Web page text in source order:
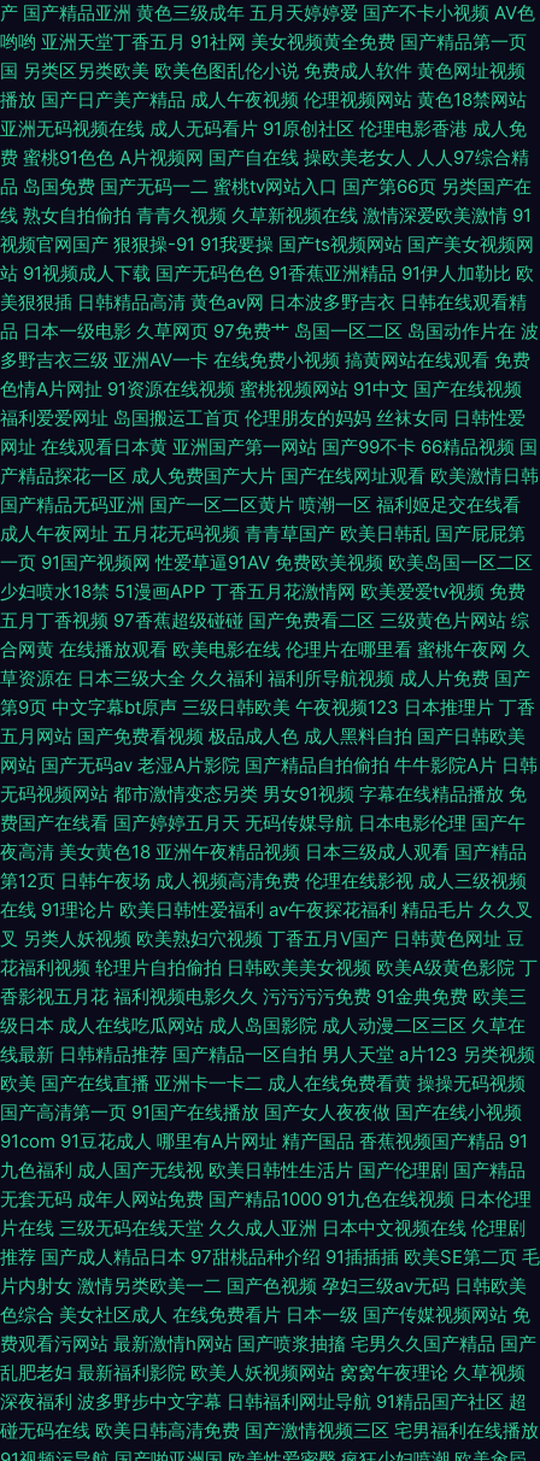
网 中文字幕人妻一区二区 91在线看 国产不卡的视频 老司机福利久久视频 五
月婷婷激情网 91V一区二区 不卡的av影院 传媒视频在线观看 老司机私人影
院 婷婷热网 51视频在线观看国产 91茄子看片 肏屄视频看看 黑人性爱亚洲
wwww 女同日本韩欧 四虎野音 中文字幕23页手机 91秘密入口 AV福利色导
航 国产激情一区二区三区 老女人丝袜诱惑 日韩经典久久 亚洲AV特一级棒 91
精品视频一区 97热热热热色 海角乱军 婷婷五月天成人网 91被艹 91网站视频
在线观看 豆花在线免费 久久精品欧美麻豆 日韩精品成人 夜福利导航国产 91
精品丝袜久久 av不卡在线电影网 国产人妖一区二区视频 日本老湿机啪啪视
频 51精品在线 91免费入口观看 东方AV成人视
产 国产精品亚洲 黄色三级成年 五月天婷婷爱 国产不卡小视频 AV色
哟哟 亚洲天堂丁香五月 91社网 美女视频黄全免费 国产精品第一页
国 另类区另类欧美 欧美色图乱伦小说 免费成人软件 黄色网址视频
播放 国产日产美产精品 成人午夜视频 伦理视频网站 黄色18禁网站
亚洲无码视频在线 成人无码看片 91原创社区 伦理电影香港 成人免
费 蜜桃91色色 A片视频网 国产自在线 操欧美老女人 人人97综合精
品 岛国免费 国产无码一二 蜜桃tv网站入口 国产第66页 另类国产在
线 熟女自拍偷拍 青青久视频 久草新视频在线 激情深爱欧美激情 91
视频官网国产 狠狠操-91 91我要操 国产ts视频网站 国产美女视频网
站 91视频成人下载 国产无码色色 91香蕉亚洲精品 91伊人加勒比 欧
美狠狠插 日韩精品高清 黄色av网 日本波多野吉衣 日韩在线观看精
品 日本一级电影 久草网页 97免费艹 岛国一区二区 岛国动作片在 波
多野吉衣三级 亚洲AV一卡 在线免费小视频 搞黄网站在线观看 免费
色情A片网扯 91资源在线视频 蜜桃视频网站 91中文 国产在线视频
福利爱爱网址 岛国搬运工首页 伦理朋友的妈妈 丝袜女同 日韩性爱
网址 在线观看日本黄 亚洲国产第一网站 国产99不卡 66精品视频 国
产精品探花一区 成人免费国产大片 国产在线网址观看 欧美激情日韩
国产精品无码亚洲 国产一区二区黄片 喷潮一区 福利姬足交在线看
成人午夜网址 五月花无码视频 青青草国产 欧美日韩乱 国产屁屁第
一页 91国产视频网 性爱草逼91AV 免费欧美视频 欧美岛国一区二区
少妇喷水18禁 51漫画APP 丁香五月花激情网 欧美爱爱tv视频 免费
五月丁香视频 97香蕉超级碰碰 国产免费看二区 三级黄色片网站 综
合网黄 在线播放观看 欧美电影在线 伦理片在哪里看 蜜桃午夜网 久
草资源在 日本三级大全 久久福利 福利所导航视频 成人片免费 国产
第9页 中文字幕bt原声 三级日韩欧美 午夜视频123 日本推理片 丁香
五月网站 国产免费看视频 极品成人色 成人黑料自拍 国产日韩欧美
网站 国产无码av 老湿A片影院 国产精品自拍偷拍 牛牛影院A片 日韩
无码视频网站 都市激情变态另类 男女91视频 字幕在线精品播放 免
费国产在线看 国产婷婷五月天 无码传媒导航 日本电影伦理 国产午
夜高清 美女黄色18 亚洲午夜精品视频 日本三级成人观看 国产精品
第12页 日韩午夜场 成人视频高清免费 伦理在线影视 成人三级视频
在线 91理论片 欧美日韩性爱福利 av午夜探花福利 精品毛片 久久叉
叉 另类人妖视频 欧美熟妇穴视频 丁香五月V国产 日韩黄色网址 豆
花福利视频 轮理片自拍偷拍 日韩欧美美女视频 欧美A级黄色影院 丁
香影视五月花 福利视频电影久久 污污污污免费 91金典免费 欧美三
级日本 成人在线吃瓜网站 成人岛国影院 成人动漫二区三区 久草在
线最新 日韩精品推荐 国产精品一区自拍 男人天堂 a片123 另类视频
欧美 国产在线直播 亚洲卡一卡二 成人在线免费看黄 操操无码视频
国产高清第一页 91国产在线播放 国产女人夜夜做 国产在线小视频
91com 91豆花成人 哪里有A片网址 精产国品 香蕉视频国产精品 91
九色福利 成人国产无线视 欧美日韩性生活片 国产伦理剧 国产精品
无套无码 成年人网站免费 国产精品1000 91九色在线视频 日本伦理
片在线 三级无码在线天堂 久久成人亚洲 日本中文视频在线 伦理剧
推荐 国产成人精品日本 97甜桃品种介绍 91插插插 欧美SE第二页 毛
片内射女 激情另类欧美一二 国产色视频 孕妇三级av无码 日韩欧美
色综合 美女社区成人 在线免费看片 日本一级 国产传媒视频网站 免
费观看污网站 最新激情h网站 国产喷浆抽搐 宅男久久国产精品 国产
乱肥老妇 最新福利影院 欧美人妖视频网站 窝窝午夜理论 久草视频
深夜福利 波多野步中文字幕 日韩福利网址导航 91精品国产社区 超
碰无码在线 欧美日韩高清免费 国产激情视频三区 宅男福利在线播放